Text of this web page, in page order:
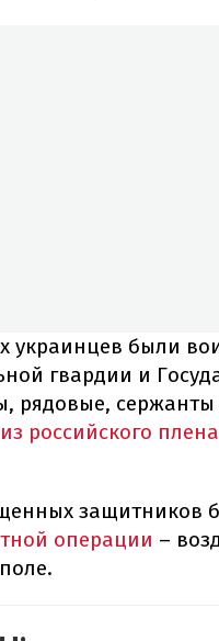
украинцев были
гвардии и
рядовые,
российского
защитников
операции –